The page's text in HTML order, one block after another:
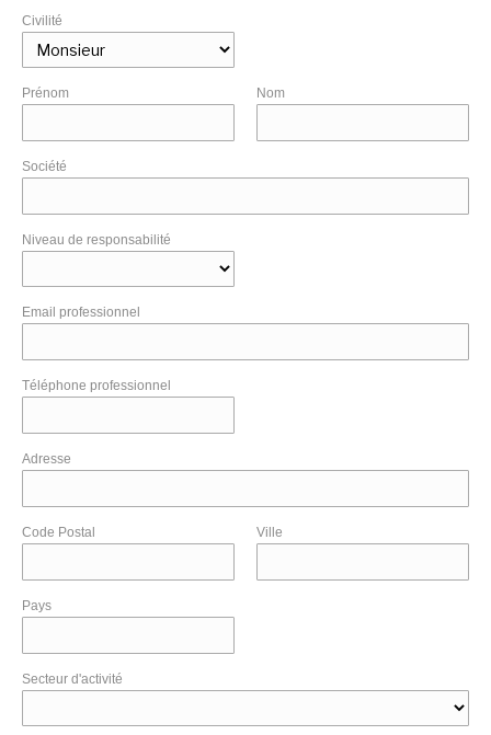
Civilité
Prénom Nom
Société
Niveau de responsabilité
Email professionnel
Téléphone professionnel
Adresse
Code Postal Ville
Pays
Secteur d'activité